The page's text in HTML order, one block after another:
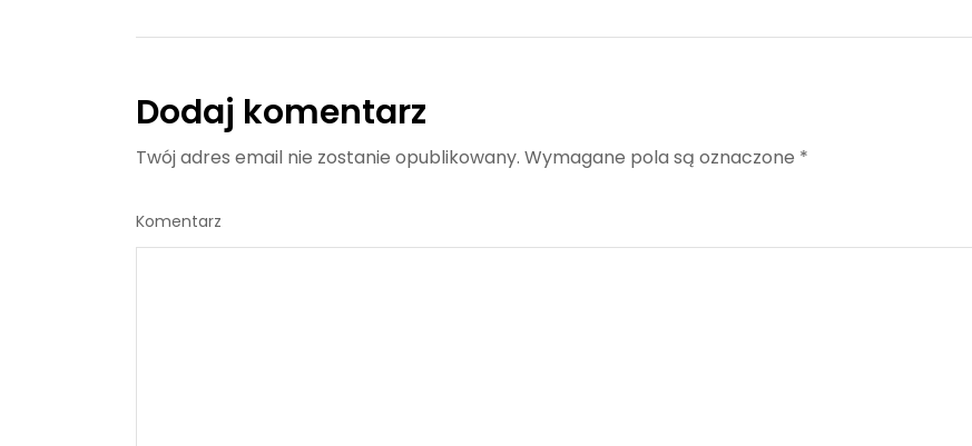
Dodaj komentarz
Twój adres email nie zostanie opublikowany. Wymagane pola są oznaczone *
Komentarz